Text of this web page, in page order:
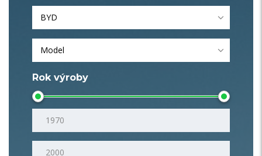
BYD
Model
Rok výroby